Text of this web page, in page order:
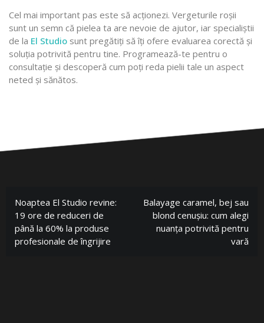
Cel mai important pas este să acționezi. Vergeturile roșii
sunt un semn că pielea ta are nevoie de ajutor, iar specialiștii
de la El Studio sunt pregătiți să îți ofere evaluarea corectă și
soluția potrivită pentru tine. Programează-te pentru o
consultație și descoperă cum poți reda pielii tale un aspect
neted și sănătos.
Noaptea El Studio revine:
19 ore de reduceri de
până la 60% la produse
profesionale de îngrijire
Balayage caramel, bej sau
blond cenușiu: cum alegi
nuanța potrivită pentru
vară